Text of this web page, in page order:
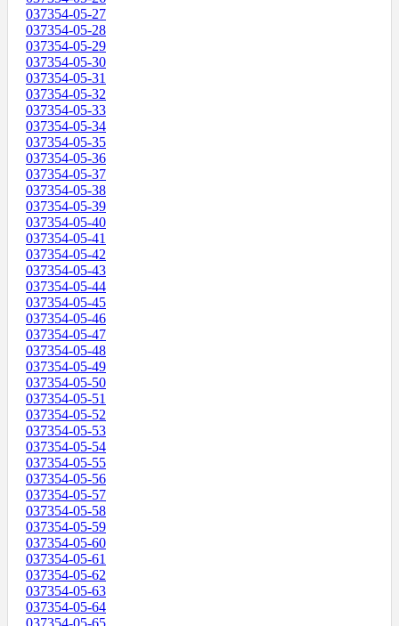
037354-05-27
037354-05-28
037354-05-29
037354-05-30
037354-05-31
037354-05-32
037354-05-33
037354-05-34
037354-05-35
037354-05-36
037354-05-37
037354-05-38
037354-05-39
037354-05-40
037354-05-41
037354-05-42
037354-05-43
037354-05-44
037354-05-45
037354-05-46
037354-05-47
037354-05-48
037354-05-49
037354-05-50
037354-05-51
037354-05-52
037354-05-53
037354-05-54
037354-05-55
037354-05-56
037354-05-57
037354-05-58
037354-05-59
037354-05-60
037354-05-61
037354-05-62
037354-05-63
037354-05-64
037354-05-65